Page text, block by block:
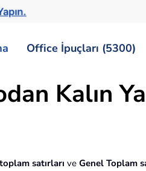
Office İpuçları (5300)
Kalın
satırları ve Genel Toplam